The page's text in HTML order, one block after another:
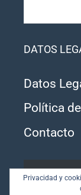
DATOS
Datos
Política
Contacto
Privacidad y